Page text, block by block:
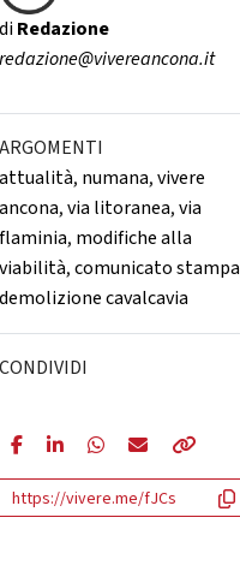
diRedazione
redazione@vivereancona.it
ARGOMENTI
attualità, numana,vivere
ancona,via litoranea,via
flaminia, modifiche alla
viabilità,comunicato stampa
demolizione cavalcavia
CONDIVIDI
https://vivere.me/fJCs